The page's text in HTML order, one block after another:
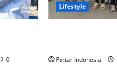
0
Lifestyle
Pintar Indonesia